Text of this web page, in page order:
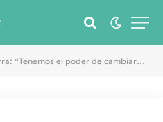
de cambiar las narrativas, de romper con el estigma y crear oportunidades para todas las personas”